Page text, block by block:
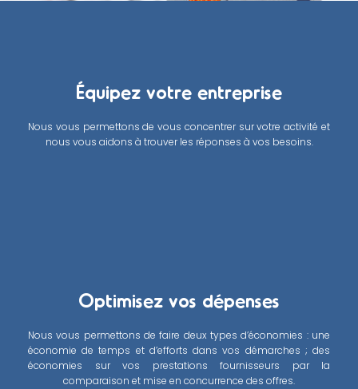
Équipez votre entreprise
Nous vous permettons de vous concentrer sur votre activité et
nous vous aidons à trouver les réponses à vos besoins.
Optimisez vos dépenses
Nous vous permettons de faire deux types d’économies : une
économie de temps et d’efforts dans vos démarches ; des
économies sur vos prestations fournisseurs par la
comparaison et mise en concurrence des offres.